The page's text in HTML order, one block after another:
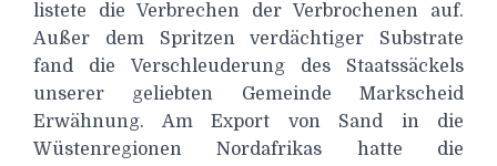
listete die Verbrechen der Verbrochenen auf.
Außer dem Spritzen verdächtiger Substrate
fand die Verschleuderung des Staatssäckels
unserer geliebten Gemeinde Markscheid
Erwähnung. Am Export von Sand in die
Wüstenregionen Nordafrikas hatte die